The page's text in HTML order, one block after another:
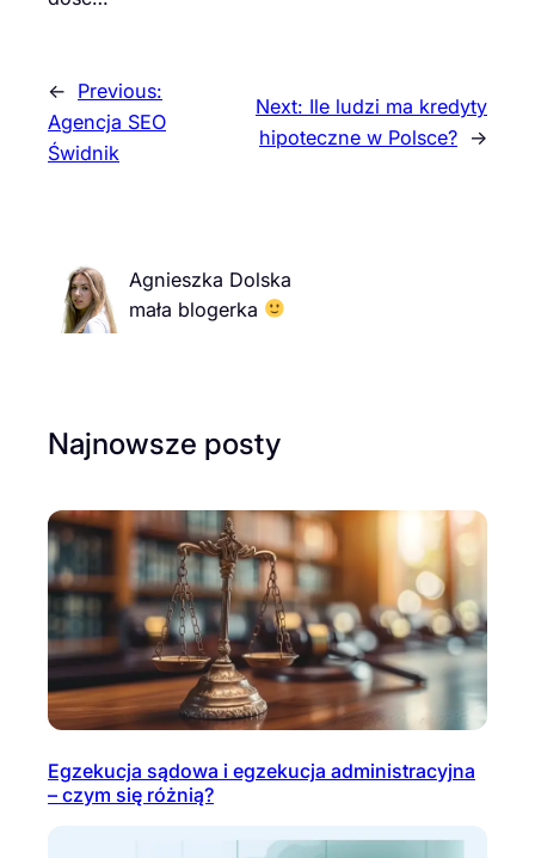
← Previous:
Agencja SEO
Świdnik
Next: Ile ludzi ma kredyty
hipoteczne w Polsce? →
Agnieszka Dolska
mała blogerka
Najnowsze posty
Egzekucja sądowa i egzekucja administracyjna
– czym się różnią?